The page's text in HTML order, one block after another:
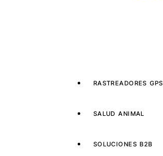
RASTREADORES GPS
SALUD ANIMAL
SOLUCIONES B2B